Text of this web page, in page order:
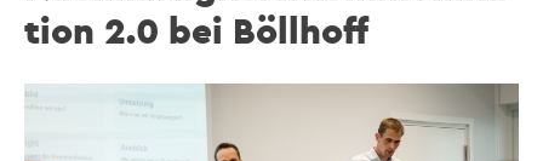
tion 2.0 bei Böllhoff